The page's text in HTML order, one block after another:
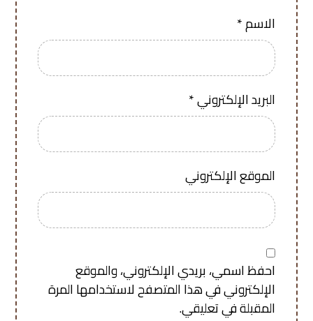
الاسم*
البريد الإلكتروني*
الموقع الإلكتروني
احفظ اسمي، بريدي الإلكتروني، والموقع
الإلكتروني في هذا المتصفح لاستخدامها المرة
المقبلة في تعليقي.